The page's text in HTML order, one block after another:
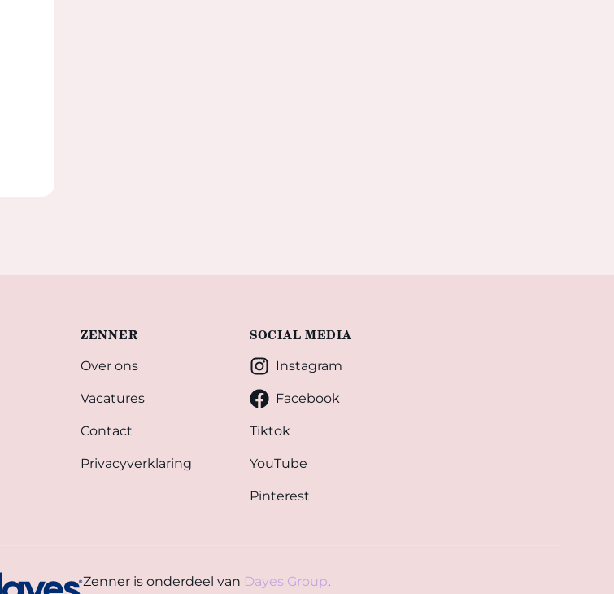
ZENNER
Over ons
Vacatures
Contact
Privacyverklaring
SOCIAL MEDIA
Instagram
Facebook
Tiktok
YouTube
Pinterest
Zenner is onderdeel van Dayes Group.